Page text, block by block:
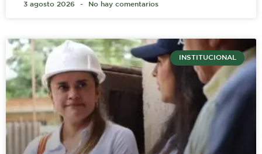
3 agosto 2026 No hay comentarios
INSTITUCIONAL